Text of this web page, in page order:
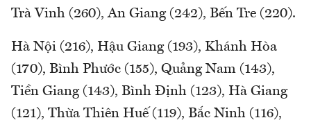
Trà Vinh (260), An Giang (242), Bến Tre (220).
Hà Nội (216), Hậu Giang (193), Khánh Hòa
(170), Bình Phước (155), Quảng Nam (143),
Tiền Giang (143), Bình Định (123), Hà Giang
(121), Thừa Thiên Huế (119), Bắc Ninh (116),